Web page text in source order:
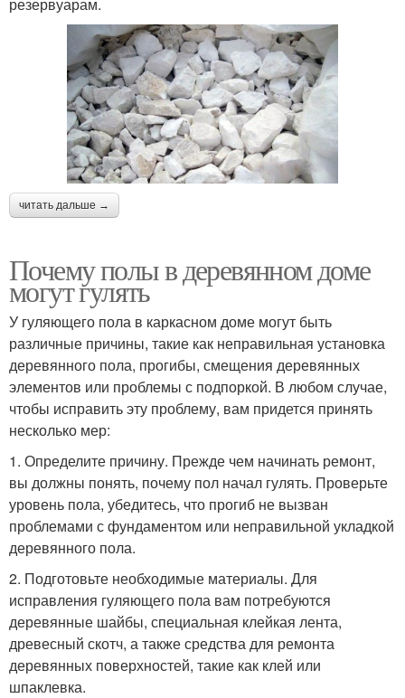
читать дальше →
Почему полы в деревянном доме
могут гулять
У гуляющего пола в каркасном доме могут быть
различные причины, такие как неправильная установка
деревянного пола, прогибы, смещения деревянных
элементов или проблемы с подпоркой. В любом случае,
чтобы исправить эту проблему, вам придется принять
несколько мер:
1. Определите причину. Прежде чем начинать ремонт,
вы должны понять, почему пол начал гулять. Проверьте
уровень пола, убедитесь, что прогиб не вызван
проблемами с фундаментом или неправильной укладкой
деревянного пола.
2. Подготовьте необходимые материалы. Для
исправления гуляющего пола вам потребуются
деревянные шайбы, специальная клейкая лента,
древесный скотч, а также средства для ремонта
деревянных поверхностей, такие как клей или
шпаклевка.